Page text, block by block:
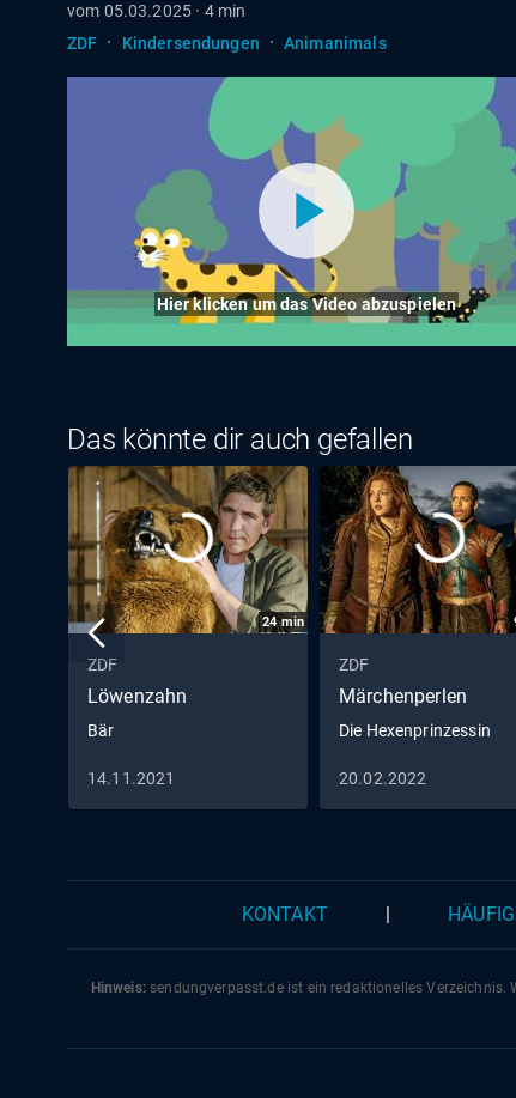
vom 05.03.2025 · 4 min
ZDF · Kindersendungen · Animanimals
Hier klicken um das Video abzuspielen
Das könnte dir auch gefallen
24min
ZDF
Löwenzahn
Bär
14.11.2021
ZDF
Märchenperlen
Die Hexenprinzessin
20.02.2022
KONTAKT
Hinweis:sendungverpasst.deist ein redaktionelles Verzeichnis.